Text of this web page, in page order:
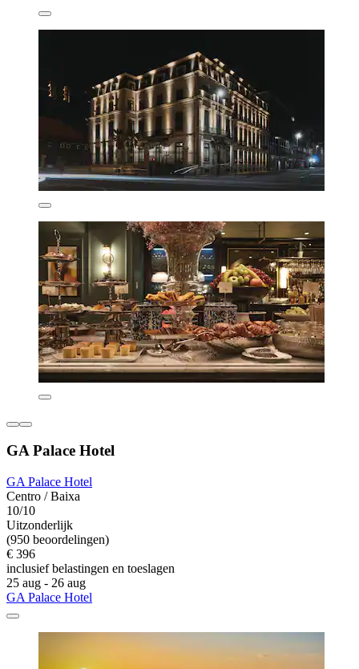
GA Palace Hotel
GA Palace Hotel
Centro / Baixa
10/10
Uitzonderlijk
(950 beoordelingen)
€ 396
inclusief belastingen en toeslagen
25 aug - 26 aug
GA Palace Hotel